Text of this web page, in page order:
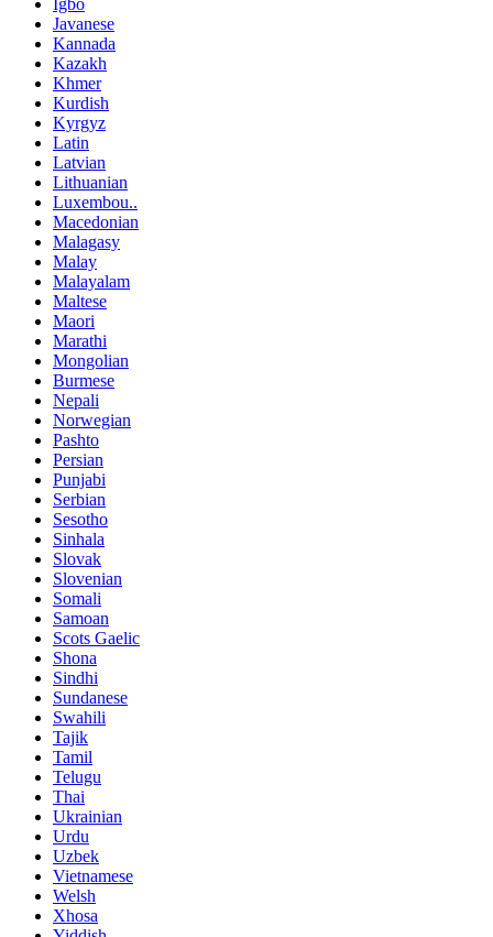
Javanese
Kannada
Kazakh
Khmer
Kurdish
Kyrgyz
Latin
Latvian
Lithuanian
Luxembou..
Macedonian
Malagasy
Malay
Malayalam
Maltese
Maori
Marathi
Mongolian
Burmese
Nepali
Norwegian
Pashto
Persian
Punjabi
Serbian
Sesotho
Sinhala
Slovak
Slovenian
Somali
Samoan
Scots Gaelic
Shona
Sindhi
Sundanese
Swahili
Tajik
Tamil
Telugu
Thai
Ukrainian
Urdu
Uzbek
Vietnamese
Welsh
Xhosa